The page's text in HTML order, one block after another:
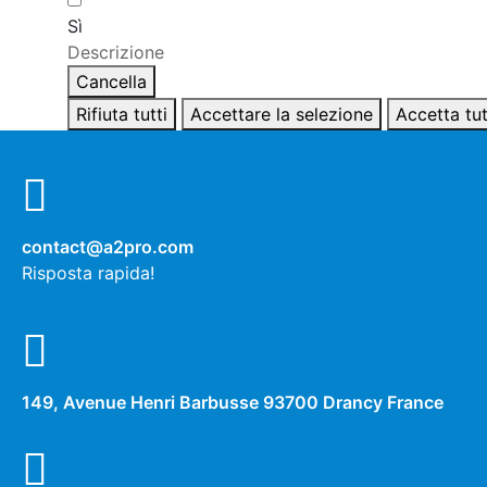
Sì
Descrizione
Cancella
Rifiuta tutti
Accettare la selezione Accetta
contact@a2pro.com
Risposta rapida!
149, Avenue Henri Barbusse 93700 Drancy France